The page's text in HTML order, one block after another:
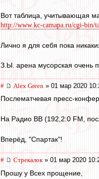
Вот таблица, учитывающая
http://www.kc-camapa.ru/cgi-bin/
Лично я для себя пока
З.Ы. арена мусорская очень
# Alex Green » 01 мар 2020
Послематчевая пресс-
На Радио ВВ (192,2:0 FM,
Вперёд, "Спартак"!
# Стрекалок» 01 мар 2020
Прошу у Всех прощение,